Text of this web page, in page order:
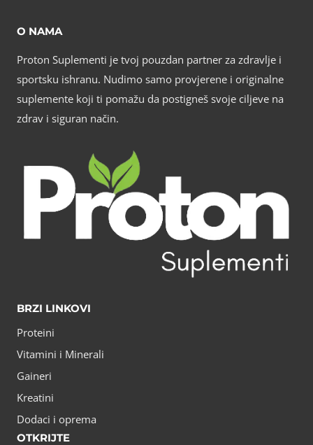
O NAMA
Proton Suplementi je tvoj pouzdan partner za zdravlje i
sportsku ishranu. Nudimo samo provjerene i originalne
suplemente koji ti pomažu da postigneš svoje ciljeve na
zdrav i siguran način.
BRZI LINKOVI
Proteini
Vitamini i Minerali
Gaineri
Kreatini
Dodaci i oprema
OTKRIJTE